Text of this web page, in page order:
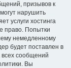
призывов к
нарушить
услуги хостинга
право. Попытки
немедленному
будет поставлен в
сообщений
Вы